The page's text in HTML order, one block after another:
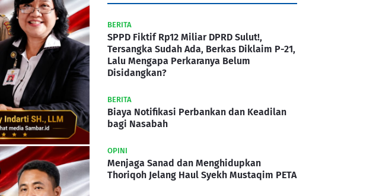
BERITA
SPPD Fiktif Rp12 Miliar DPRD Sulut!,
Tersangka Sudah Ada, Berkas Diklaim P-21,
Lalu Mengapa Perkaranya Belum
Disidangkan?
BERITA
Biaya Notifikasi Perbankan dan Keadilan
bagi Nasabah
OPINI
Menjaga Sanad dan Menghidupkan
Thoriqoh Jelang Haul Syekh Mustaqim PETA